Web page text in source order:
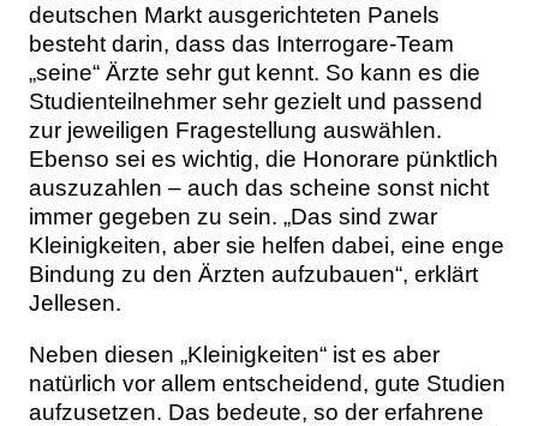
deutschen Markt ausgerichteten Panels
besteht darin, dass das Interrogare-Team
„seine“ Ärzte sehr gut kennt. So kann es die
Studienteilnehmer sehr gezielt und passend
zur jeweiligen Fragestellung auswählen.
Ebenso sei es wichtig, die Honorare pünktlich
auszuzahlen – auch das scheine sonst nicht
immer gegeben zu sein. „Das sind zwar
Kleinigkeiten, aber sie helfen dabei, eine enge
Bindung zu den Ärzten aufzubauen“, erklärt
Jellesen.
Neben diesen „Kleinigkeiten“ ist es aber
natürlich vor allem entscheidend, gute Studien
aufzusetzen. Das bedeute, so der erfahrene